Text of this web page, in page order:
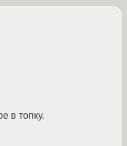
в топку.